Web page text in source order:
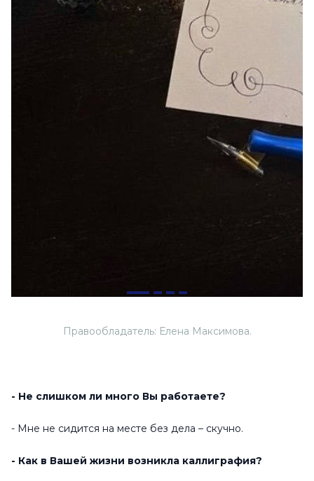
Правообладатель: Елена Максимова.
- Не слишком ли много Вы работаете?
- Мне не сидится на месте без дела – скучно.
- Как в Вашей жизни возникла каллиграфия?